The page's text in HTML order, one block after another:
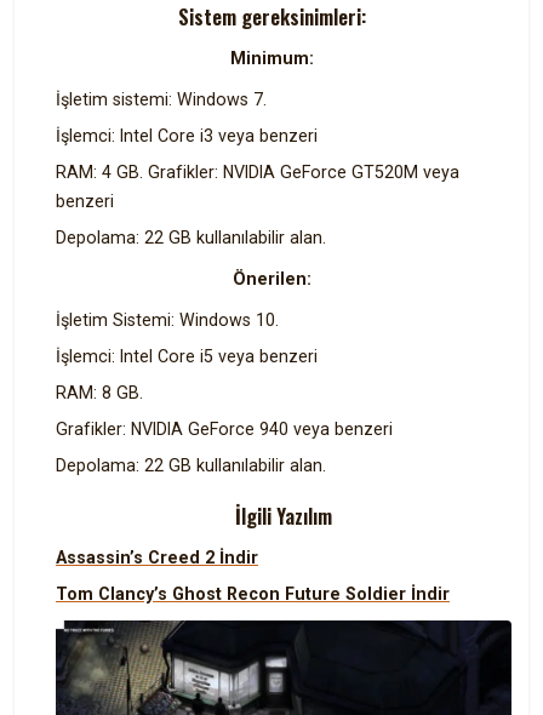
Sistem gereksinimleri:
Minimum:
İşletim sistemi: Windows 7.
İşlemci: Intel Core i3 veya benzeri
RAM: 4 GB. Grafikler: NVIDIA GeForce GT520M veya
benzeri
Depolama: 22 GB kullanılabilir alan.
Önerilen:
İşletim Sistemi: Windows 10.
İşlemci: Intel Core i5 veya benzeri
RAM: 8 GB.
Grafikler: NVIDIA GeForce 940 veya benzeri
Depolama: 22 GB kullanılabilir alan.
İlgili Yazılım
Assassin’s Creed 2 İndir
Tom Clancy’s Ghost Recon Future Soldier İndir